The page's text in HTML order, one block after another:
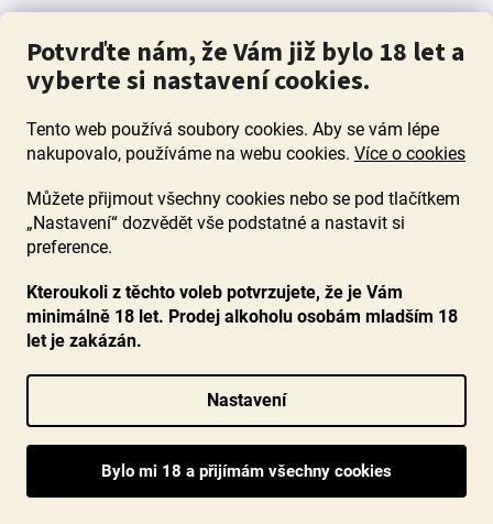
Potvrďte nám, že Vám již bylo 18 let a
vyberte si nastavení cookies.
Tento web používá soubory cookies. Aby se vám lépe
nakupovalo, používáme na webu cookies. Více o cookies
Můžete přijmout všechny cookies nebo se pod tlačítkem
„Nastavení“ dozvědět vše podstatné a nastavit si
preference.
Kteroukoli z těchto voleb potvrzujete, že je Vám
minimálně 18 let. Prodej alkoholu osobám mladším 18
let je zakázán.
Nastavení
DETAIL
90+ bodů
Nero d´Avola Riserva Cutaja 2019, Caruso & Minini,
DOC Sicilia